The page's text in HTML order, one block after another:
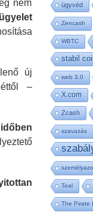
nem
új
–
ügyvéd
Zencash
WBTC
stabil
web 3.0
X.com
Zcash
szavazás
Teal
The Pirate